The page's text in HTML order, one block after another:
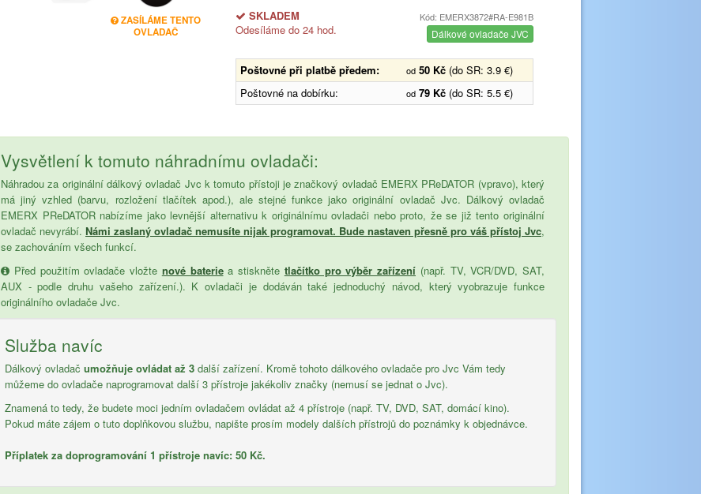
ZASÍLÁME TENTO
OVLADAČ
SKLADEM
Odesíláme do 24 hod.
Kód: EMERX3872#RA-E981B
Dálkové ovladače JVC
Poštovné při platbě předem: od 50 Kč (do SR: 3.9 €)
Poštovné na dobírku:
od 79 Kč (do SR: 5.5 €)
Vysvětlení k tomuto náhradnímu ovladači:
Náhradou za originální dálkový ovladač Jvc k tomuto přístoji je značkový ovladač EMERX PReDATOR (vpravo), který
má jiný vzhled (barvu, rozložení tlačítek apod.), ale stejné funkce jako originální ovladač Jvc. Dálkový ovladač
EMERX PReDATOR nabízíme jako levnější alternativu k originálnímu ovladači nebo proto, že se již tento originální
ovladač nevyrábí. Námi zaslaný ovladač nemusíte nijak programovat. Bude nastaven přesně pro váš přístoj Jvc,
se zachováním všech funkcí.
Před použitím ovladače vložte nové bateriea stiskněte tlačítko pro výběr zařízení (např. TV, VCR/DVD, SAT,
AUX - podle druhu vašeho zařízení.). K ovladači je dodáván také jednoduchý návod, který vyobrazuje funkce
originálního ovladače Jvc.
Služba navíc
Dálkový ovladač umožňuje ovládat až 3 další zařízení. Kromě tohoto dálkového ovladače pro Jvc Vám tedy
můžeme do ovladače naprogramovat další 3 přístroje jakékoliv značky (nemusí se jednat o Jvc).
Znamená to tedy, že budete moci jedním ovladačem ovládat až 4 přístroje (např. TV, DVD, SAT, domácí kino).
Pokud máte zájem o tuto doplňkovou službu, napište prosím modely dalších přístrojů do poznámky k objednávce.
Příplatek za doprogramování 1 přístroje navíc: 50 Kč.